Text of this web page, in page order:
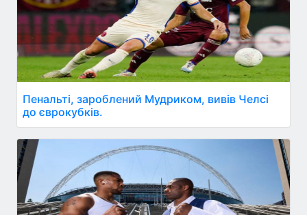
Пенальті, зароблений Мудриком, вивів Челсі
до єврокубків.